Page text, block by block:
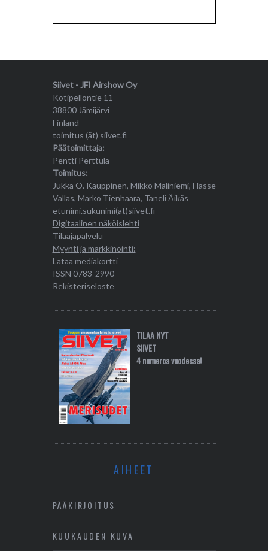
Siivet - JFI Airshow Oy
Kotipellontie 11
38800 Jämijärvi
Finland
toimitus (ät) siivet.fi
Päätoimittaja:
Pentti Perttula
Toimitus:
Jukka O. Kauppinen, Mikko Maliniemi, Hasse
Vallas, Marko Tienhaara, Taneli Äikäs
etunimi.sukunimi(ät)siivet.fi
Digitaalinen näköislehti
Tilaajapalvelu
Myynti ja markkinointi:
Lataa mediakortti
ISSN 0783-2990
Rekisteriseloste
TILAA NYT
SIIVET
4 numeroa vuodessa!
AIHEET
PÄÄKIRJOITUS
KUUKAUDEN KUVA